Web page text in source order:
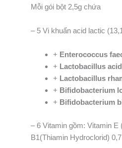
Mỗi gói bột 2,5g chứa
– 5 Vi khuẩn acid lactic
+ Enterococcus
+ Lactobacillus
+ Lactobacillus
+ Bifidobacterium
+ Bifidobacterium
– 6 Vitamin gồm: Vitamin E
B1(Thiamin Hydroclorid)